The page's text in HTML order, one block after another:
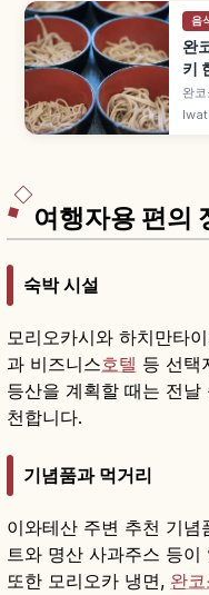
음
완
키
완
를
여행자용 편의
숙박 시설
모리오카시와 하치만타
과 비즈니스호텔 등 선택
등산을 계획할 때는 전
천합니다.
기념품과 먹거리
이와테산 주변 추천 기
트와 명산 사과주스 등이
또한 모리오카 냉면, 완